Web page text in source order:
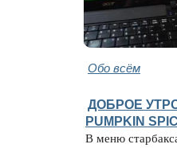
Обо всём
ДОБРОЕ УТРО
PUMPKIN
В меню